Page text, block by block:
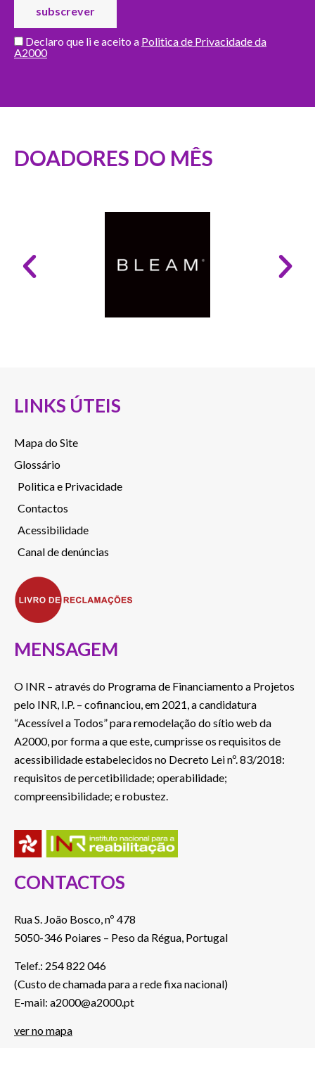
Declaro que li e aceito a Politica de Privacidade da
A2000
DOADORES DO MÊS
LINKS ÚTEIS
Mapa do Site
Glossário
Politica e Privacidade
Contactos
Acessibilidade
Canal de denúncias
MENSAGEM
O INR – através do Programa de Financiamento a Projetos
pelo INR, I.P. – cofinanciou, em 2021, a candidatura
“Acessível a Todos” para remodelação do sítio web da
A2000, por forma a que este, cumprisse os requisitos de
acessibilidade estabelecidos no Decreto Lei nº. 83/2018:
requisitos de percetibilidade; operabilidade;
compreensibilidade; e robustez.
CONTACTOS
Rua S. João Bosco, nº 478
5050-346 Poiares – Peso da Régua, Portugal
Telef.: 254 822 046
(Custo de chamada para a rede fixa nacional)
E-mail: a2000@a2000.pt
ver no mapa